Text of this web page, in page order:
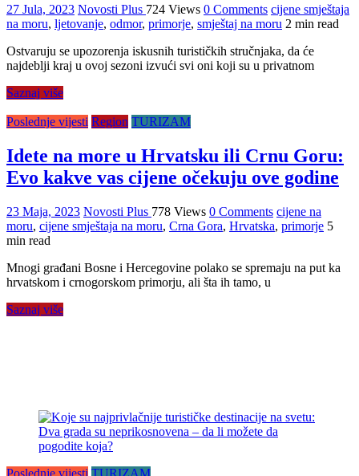
27 Jula, 2023 Novosti Plus 724 Views 0 Comments cijene smještaja
na moru, ljetovanje, odmor, primorje, smještaj na moru 2 min read
Ostvaruju se upozorenja iskusnih turističkih stručnjaka, da će
najdeblji kraj u ovoj sezoni izvući svi oni koji su u privatnom
Saznaj više
Poslednje vijesti Region TURIZAM
Idete na more u Hrvatsku ili Crnu Goru:
Evo kakve vas cijene očekuju ove godine
23 Maja, 2023 Novosti Plus 778 Views 0 Comments cijene na
moru, cijene smještaja na moru, Crna Gora, Hrvatska, primorje 5
min read
Mnogi građani Bosne i Hercegovine polako se spremaju na put ka
hrvatskom i crnogorskom primorju, ali šta ih tamo, u
Saznaj više
Poslednje vijesti TURIZAM